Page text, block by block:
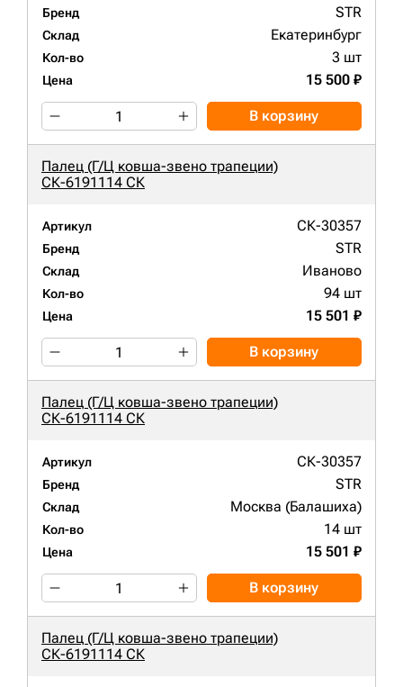
Бренд STR
Склад Екатеринбург
Кол-во 3 шт
Цена 15 500 ₽
В корзину
Палец (Г/Ц ковша-звено трапеции)
СК-6191114 СК
Артикул СК-30357
Бренд STR
Склад Иваново
Кол-во 94 шт
Цена 15 501 ₽
В корзину
Палец (Г/Ц ковша-звено трапеции)
СК-6191114 СК
Артикул СК-30357
Бренд STR
Склад Москва (Балашиха)
Кол-во 14 шт
Цена 15 501 ₽
В корзину
Палец (Г/Ц ковша-звено трапеции)
СК-6191114 СК